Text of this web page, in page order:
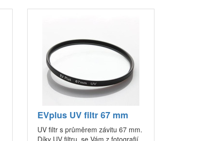
EVplus UV filtr 67 mm
UV filtr s průměrem závitu 67 mm.
Díky UV filtru, se Vám z fotografií